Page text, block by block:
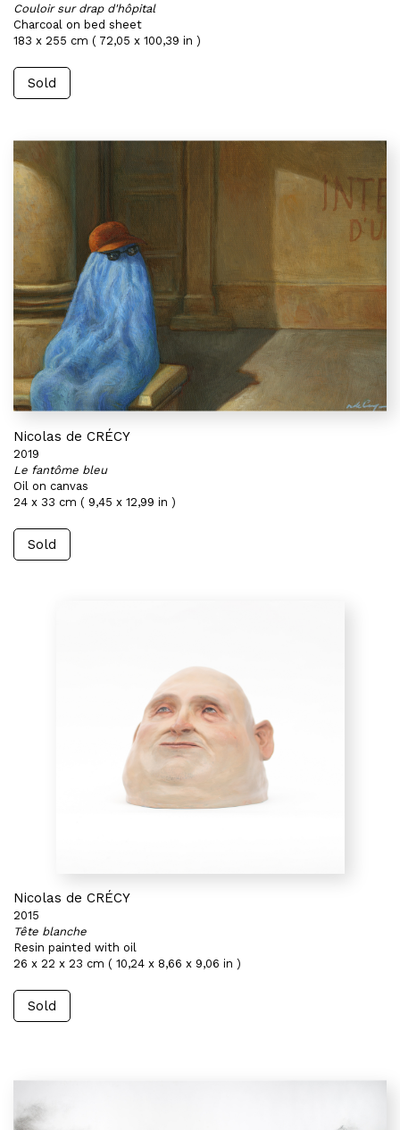
Couloir sur drap d'hôpital
Charcoal on bed sheet
183 x 255 cm ( 72,05 x 100,39 in )
Sold
Nicolas de CRÉCY
2019
Le fantôme bleu
Oil on canvas
24 x 33 cm ( 9,45 x 12,99 in )
Sold
Nicolas de CRÉCY
2015
Tête blanche
Resin painted with oil
26 x 22 x 23 cm ( 10,24 x 8,66 x 9,06 in )
Sold